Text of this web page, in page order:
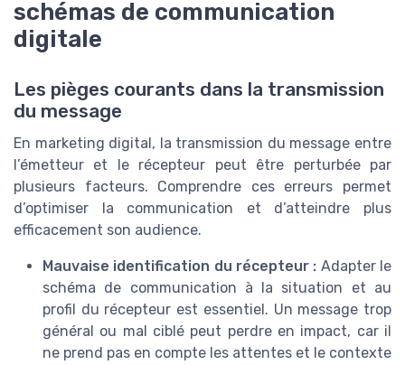
schémas de communication
digitale
Les pièges courants dans la transmission
du message
En marketing digital, la transmission du message entre
l’émetteur et le récepteur peut être perturbée par
plusieurs facteurs. Comprendre ces erreurs permet
d’optimiser la communication et d’atteindre plus
efficacement son audience.
Mauvaise identification du récepteur : Adapter le
schéma de communication à la situation et au
profil du récepteur est essentiel. Un message trop
général ou mal ciblé peut perdre en impact, car il
ne prend pas en compte les attentes et le contexte